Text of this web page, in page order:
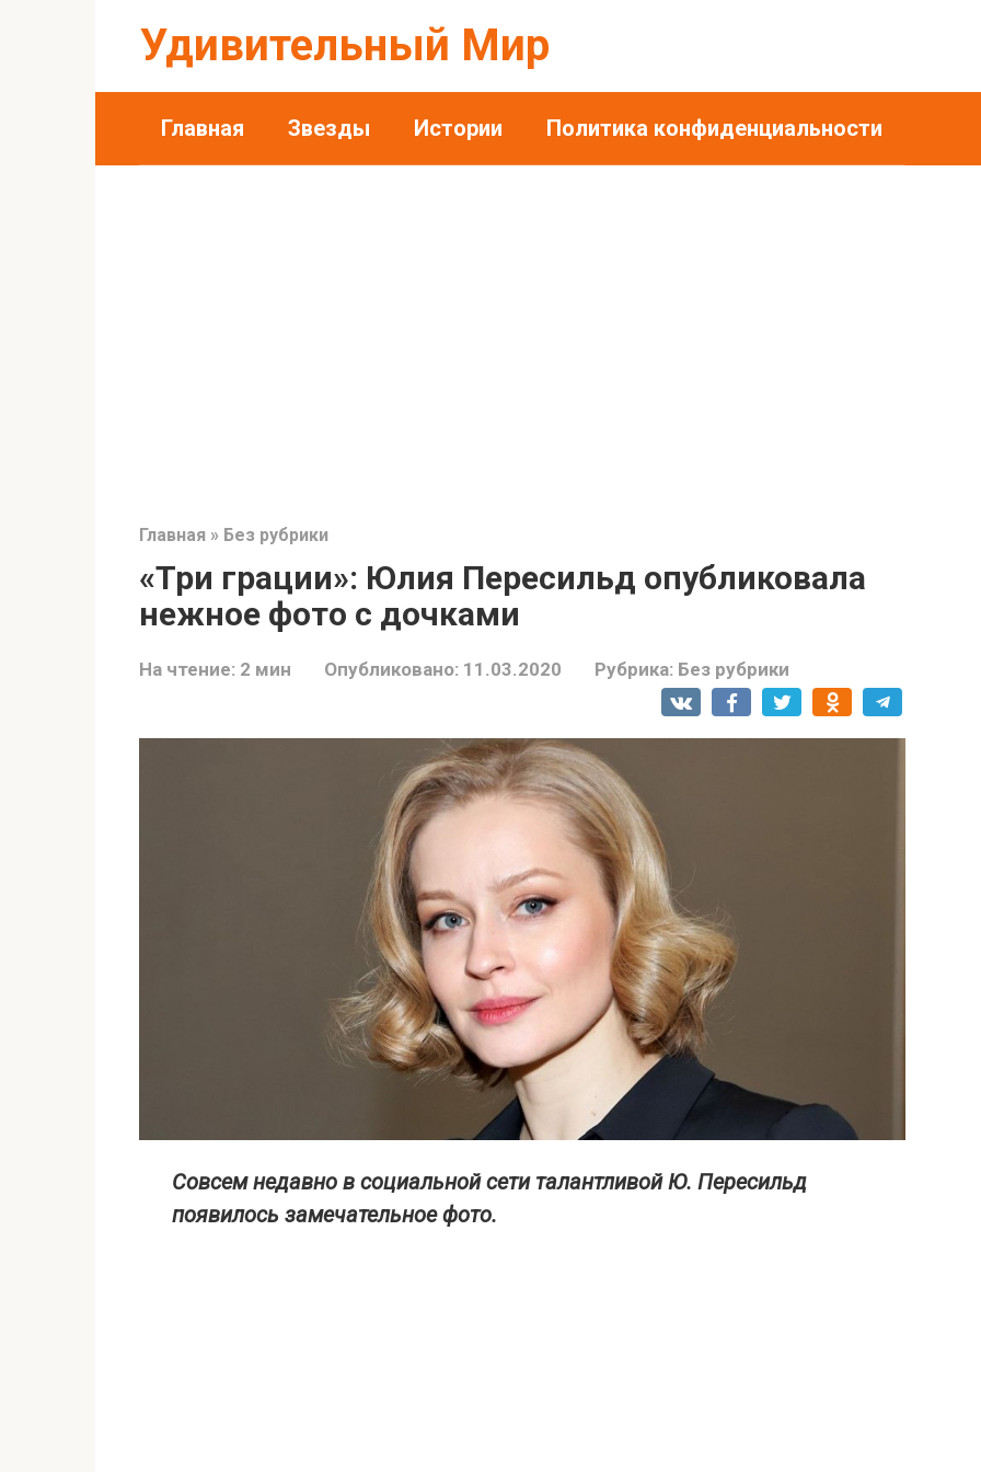
Удивительный Мир
Главная Звезды Истории Политика конфиденциальности
Главная » Без рубрики
«Три грации»: Юлия Пересильд опубликовала
нежное фото с дочками
На чтение: 2 мин Опубликовано: 11.03.2020 Рубрика: Без рубрики
Совсем недавно в социальной сети талантливой Ю. Пересильд
появилось замечательное фото.